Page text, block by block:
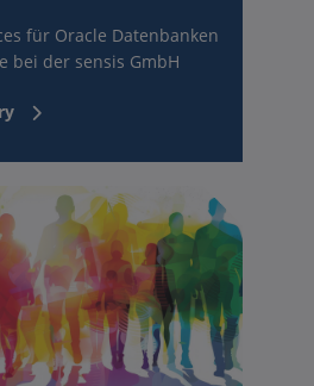
für Oracle Datenbanken
bei der sensis GmbH